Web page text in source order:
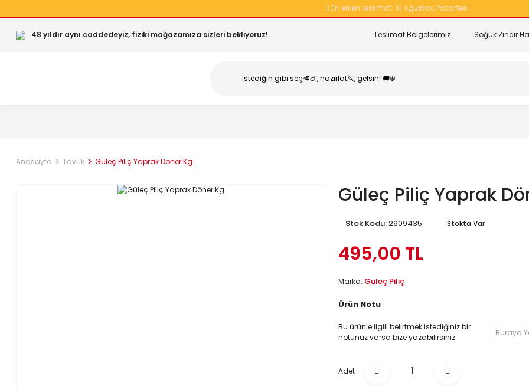
En erken teslimat: 10 Ağustos, Pazartesi
48 yıldır aynı caddedeyiz, fiziki mağazamıza sizleri bekliyoruz! Teslimat Bölgelerimiz Soğuk Zincir
Anasayfa Tavuk Güleç Piliç Yaprak Döner Kg
Güleç Piliç Yaprak
Stok Kodu:2909435 Stokta Var
495,00 TL
Marka: Güleç Piliç
Ürün Notu
Bu ürünle ilgili belirtmek istediğiniz bir
notunuz varsa bize yazabilirsiniz.
Adet